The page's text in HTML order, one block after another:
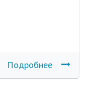
Подробнее